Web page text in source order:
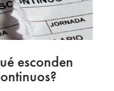
esconden